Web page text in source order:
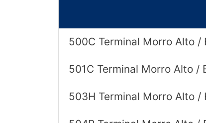
500C Terminal Morro Alto
501C Terminal Morro Alto /
503H Terminal Morro Alto